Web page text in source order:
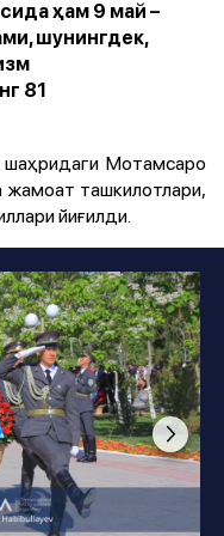
ҳам 9 май –
шунингдек,
81
Мотамсаро
жамоат ташкилотлари,
йиғилди.